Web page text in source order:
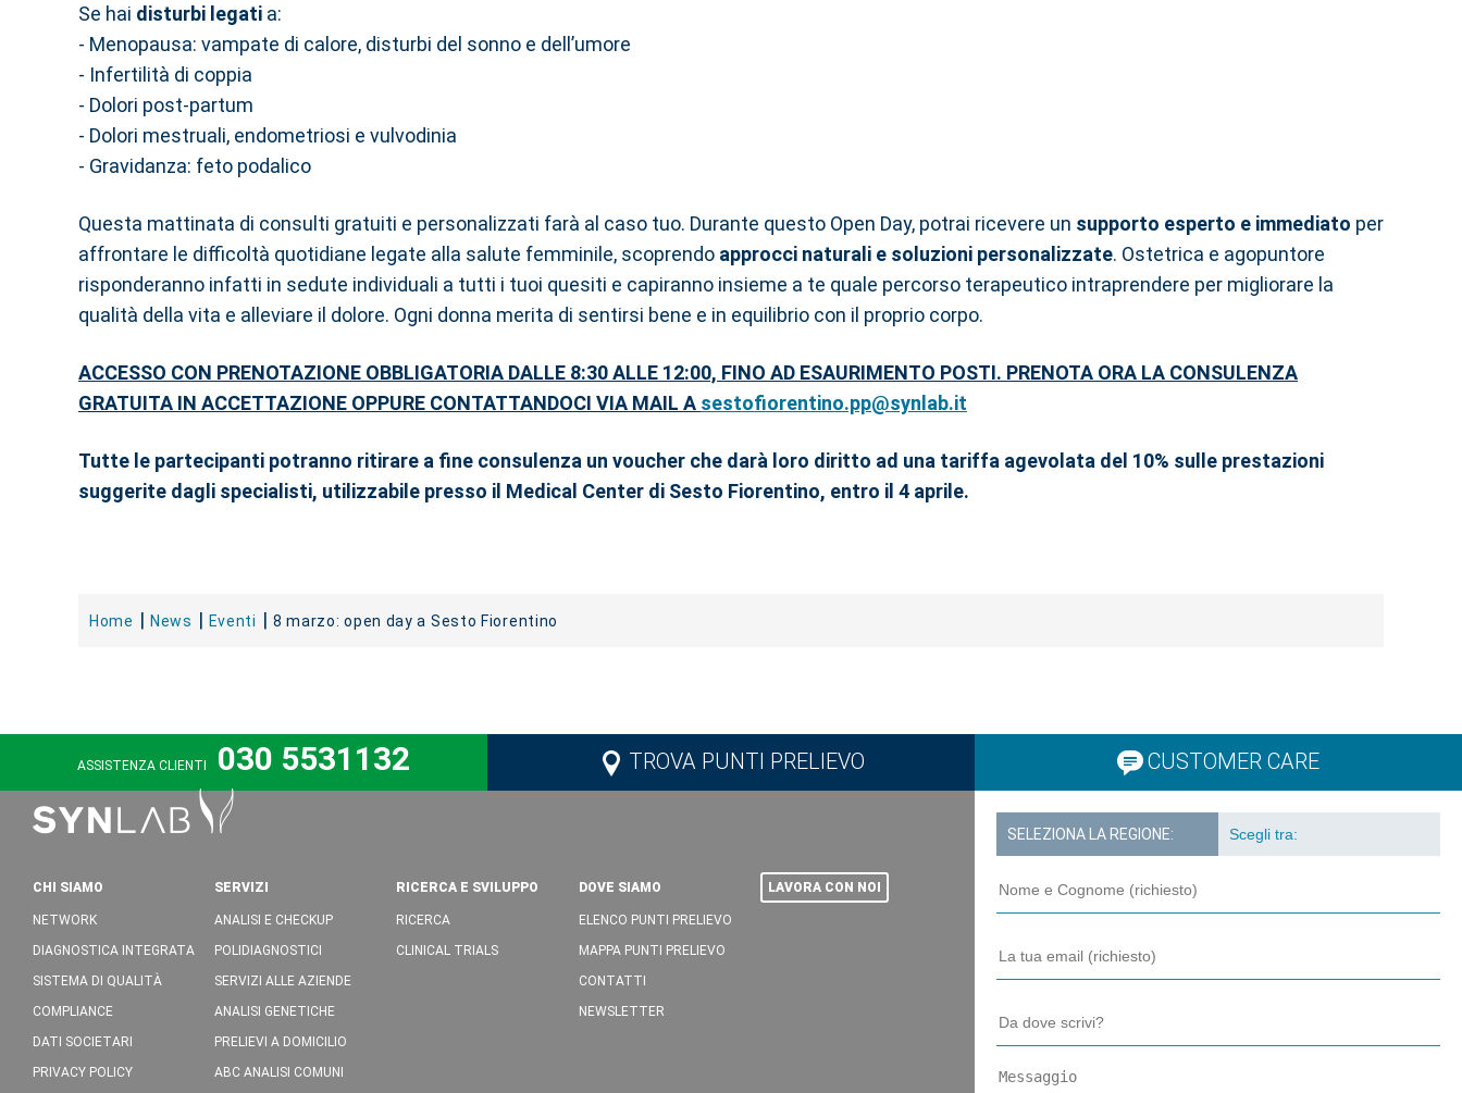
Se hai disturbi legati a:
- Menopausa: vampate di calore, disturbi del sonno e dell’umore
- Infertilità di coppia
- Dolori post-partum
- Dolori mestruali, endometriosi e vulvodinia
- Gravidanza: feto podalico
Questa mattinata di consulti gratuiti e personalizzati farà al caso tuo. Durante questo Open Day, potrai ricevere un supporto esperto e immediato per
affrontare le difficoltà quotidiane legate alla salute femminile, scoprendo approcci naturali e soluzioni personalizzate. Ostetrica e agopuntore
risponderanno infatti in sedute individuali a tutti i tuoi quesiti e capiranno insieme a te quale percorso terapeutico intraprendere per migliorare la
qualità della vita e alleviare il dolore. Ogni donna merita di sentirsi bene e in equilibrio con il proprio corpo.
ACCESSO CON PRENOTAZIONE OBBLIGATORIA DALLE 8:30 ALLE 12:00, FINO AD ESAURIMENTO POSTI. PRENOTA ORA LA CONSULENZA
GRATUITA IN ACCETTAZIONE OPPURE CONTATTANDOCI VIA MAIL A sestofiorentino.pp@synlab.it
Tutte le partecipanti potranno ritirare a fine consulenza un voucher che darà loro diritto ad una tariffa agevolata del 10% sulle prestazioni
suggerite dagli specialisti, utilizzabile presso il Medical Center di Sesto Fiorentino, entro il 4 aprile.
Home News Eventi 8 marzo: open day a Sesto Fiorentino
ASSISTENZA CLIENTI 030 5531132 TROVA PUNTI PRELIEVO CUSTOMER CARE
SELEZIONA LA REGIONE:
CHI SIAMO
NETWORK
DIAGNOSTICA INTEGRATA
SISTEMA DI QUALITÀ
COMPLIANCE
DATI SOCIETARI
PRIVACY POLICY
SERVIZI
ANALISI E CHECKUP
POLIDIAGNOSTICI
SERVIZI ALLE AZIENDE
ANALISI GENETICHE
PRELIEVI A DOMICILIO
ABC ANALISI COMUNI
RICERCA E SVILUPPO
RICERCA
CLINICAL TRIALS
DOVE SIAMO
ELENCO PUNTI PRELIEVO
MAPPA PUNTI PRELIEVO
CONTATTI
NEWSLETTER
LAVORA CON NOI